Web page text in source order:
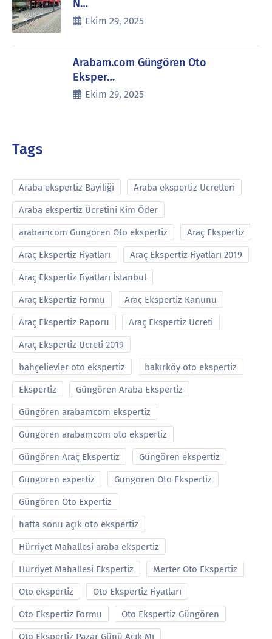
N…
Ekim 29, 2025
Arabam.com Güngören Oto
Eksper…
Ekim 29, 2025
Tags
Araba ekspertiz Bayiliği Araba ekspertiz Ucretleri
Araba ekspertiz Ücretini Kim Öder
arabamcom Güngören Oto ekspertiz Araç Ekspertiz
Araç Ekspertiz Fiyatları Araç Ekspertiz Fiyatları 2019
Araç Ekspertiz Fiyatları İstanbul
Araç Ekspertiz Formu Araç Ekspertiz Kanunu
Araç Ekspertiz Raporu Araç Ekspertiz Ucreti
Araç Ekspertiz Ücreti 2019
bahçelievler oto ekspertiz bakırköy oto ekspertiz
Ekspertiz Güngören Araba Ekspertiz
Güngören arabamcom ekspertiz
Güngören arabamcom oto ekspertiz
Güngören Araç Ekspertiz Güngören ekspertiz
Güngören expertiz Güngören Oto Ekspertiz
Güngören Oto Expertiz
hafta sonu açık oto ekspertiz
Hürriyet Mahallesi araba ekspertiz
Hürriyet Mahallesi Ekspertiz Merter Oto Ekspertiz
Oto ekspertiz Oto Ekspertiz Fiyatları
Oto Ekspertiz Formu Oto Ekspertiz Güngören
Oto Ekspertiz Pazar Günü Açık Mı